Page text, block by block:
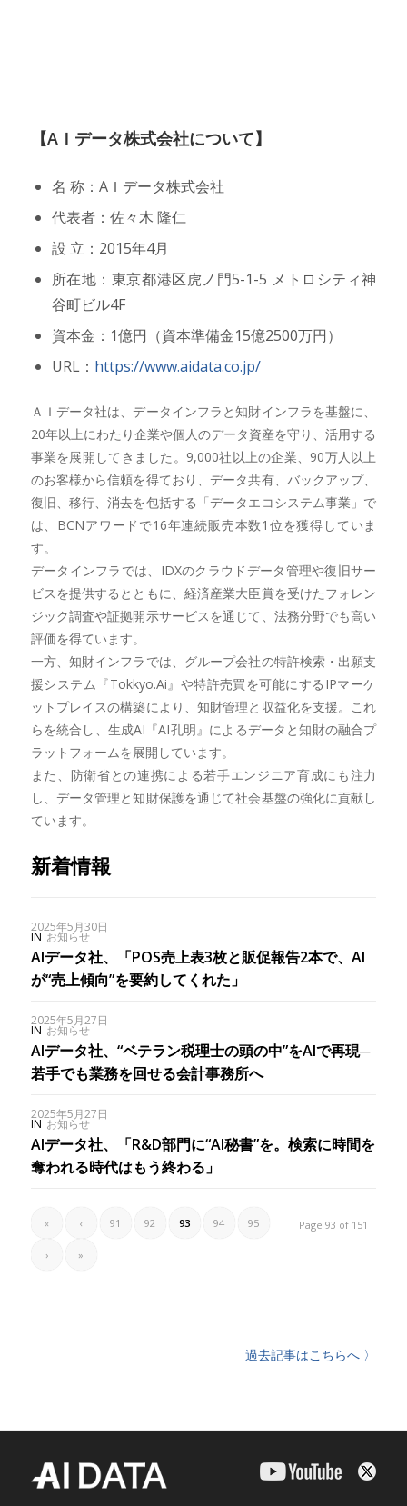
【AＩデータ株式会社について】
名 称：AＩデータ株式会社
代表者：佐々木 隆仁
設 立：2015年4月
所在地：東京都港区虎ノ門5-1-5 メトロシティ神
谷町ビル4F
資本金：1億円（資本準備金15億2500万円）
URL： https://www.aidata.co.jp/
ＡＩデータ社は、データインフラと知財インフラを基盤に、
20年以上にわたり企業や個人のデータ資産を守り、活用する
事業を展開してきました。9,000社以上の企業、90万人以上
のお客様から信頼を得ており、データ共有、バックアップ、
復旧、移行、消去を包括する「データエコシステム事業」で
は、BCNアワードで16年連続販売本数1位を獲得していま
す。
データインフラでは、IDXのクラウドデータ管理や復旧サー
ビスを提供するとともに、経済産業大臣賞を受けたフォレン
ジック調査や証拠開示サービスを通じて、法務分野でも高い
評価を得ています。
一方、知財インフラでは、グループ会社の特許検索・出願支
援システム『Tokkyo.Ai』や特許売買を可能にするIPマーケ
ットプレイスの構築により、知財管理と収益化を支援。これ
らを統合し、生成AI『AI孔明』によるデータと知財の融合プ
ラットフォームを展開しています。
また、防衛省との連携による若手エンジニア育成にも注力
し、データ管理と知財保護を通じて社会基盤の強化に貢献し
ています。
新着情報
2025年5月30日
IN お知らせ
AIデータ社、「POS売上表3枚と販促報告2本で、AI
が“売上傾向”を要約してくれた」
2025年5月27日
IN お知らせ
AIデータ社、“ベテラン税理士の頭の中”をAIで再現─
若手でも業務を回せる会計事務所へ
2025年5月27日
IN お知らせ
AIデータ社、「R&D部門に“AI秘書”を。検索に時間を
奪われる時代はもう終わる」
Page 93 of 151
« ‹ 91 92 93 94 95
› »
過去記事はこちらへ 〉